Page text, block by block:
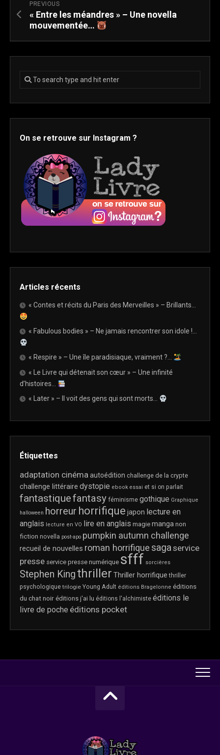
PREVIOUS
« Entre les méandres » – Une novella
mouvementée…
On se retrouve sur Instagram ?
Articles récents
« Contes et récits du Paris des Merveilles » – Brillants…
« Fabulous bodies » – Ne jamais rencontrer son idole !…
« Respire » – Une île paradisiaque, vraiment ?…
« Le Livre qui détenait son cœur » – Une infinité
d’histoires…
« Later » – Il voit des gens qui sont morts…
Étiquettes
adaptation cinémaautoédition challenge de la crypte
challenge littéraire dystopie ebook essai et si on parlait
fantastiquefantasy féminisme gothique Graphique
halloween horreur horrifique japon lecture en
anglais
lecture en VO lire en anglais magie manga non
fiction novella post-apo pumpkin autumn challenge
recueil de nouvelles roman horrifique sagaservice
presse service presse numérique sfff sorcières
Stephen Kingthriller Thriller horrifique thriller
psychologique trilogie Young Adult éditions Bragelonne éditions
du chat noir éditions j'ai lu éditions l'alchimiste éditions le
livre de poche éditions pocket